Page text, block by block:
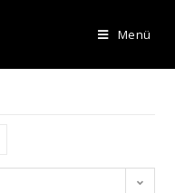
Menü